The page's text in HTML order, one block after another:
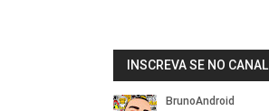
INSCREVA SE NO CANAL